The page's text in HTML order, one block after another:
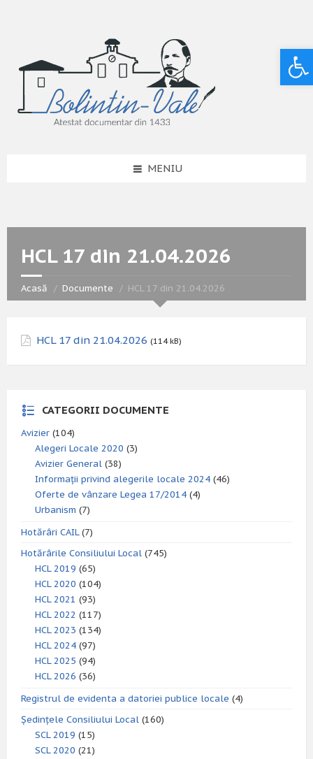
MENIU
HCL 17 din 21.04.2026
Acasă Documente HCL 17 din 21.04.2026
HCL 17 din 21.04.2026 (114 kB)
CATEGORII DOCUMENTE
Avizier (104)
Alegeri Locale 2020 (3)
Avizier General (38)
Informații privind alegerile locale 2024 (46)
Oferte de vânzare Legea 17/2014 (4)
Urbanism (7)
Hotărâri CAIL(7)
Hotărârile Consiliului Local (745)
HCL 2019 (65)
HCL 2020 (104)
HCL 2021 (93)
HCL 2022 (117)
HCL 2023 (134)
HCL 2024 (97)
HCL 2025 (94)
HCL 2026 (36)
Registrul de evidenta a datoriei publice locale (4)
Ședințele Consiliului Local (160)
SCL 2019 (15)
SCL 2020 (21)
Deschide bara de unelte